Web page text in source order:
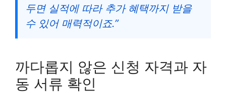
두면 실적에 따라 추가 혜택까지 받을
수 있어 매력적이죠.”
까다롭지 않은 신청 자격과 자
동 서류 확인